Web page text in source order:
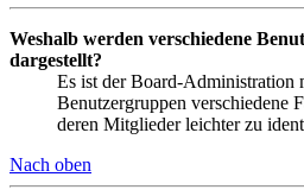
Weshalb werden verschiedene
dargestellt?
Es ist der Board-Administration
Benutzergruppen verschiedene
deren Mitglieder leichter zu
Nach oben